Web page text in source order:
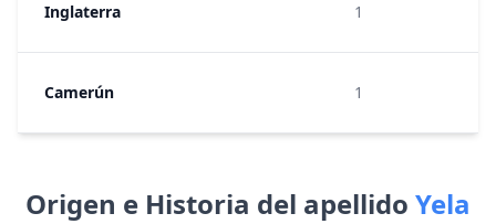
Inglaterra 1
Camerún 1
Origen e Historia del apellido Yela